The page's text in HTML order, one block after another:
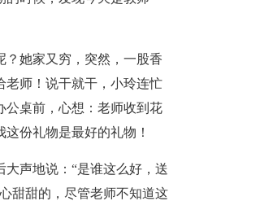
？她家又穷，突然，一股香
老师！说干就干，小玲连忙
公桌前，心想：老师收到花
份礼物是最好的礼物！
声地说：“是谁这么好，送
甜甜的，尽管老师不知道这